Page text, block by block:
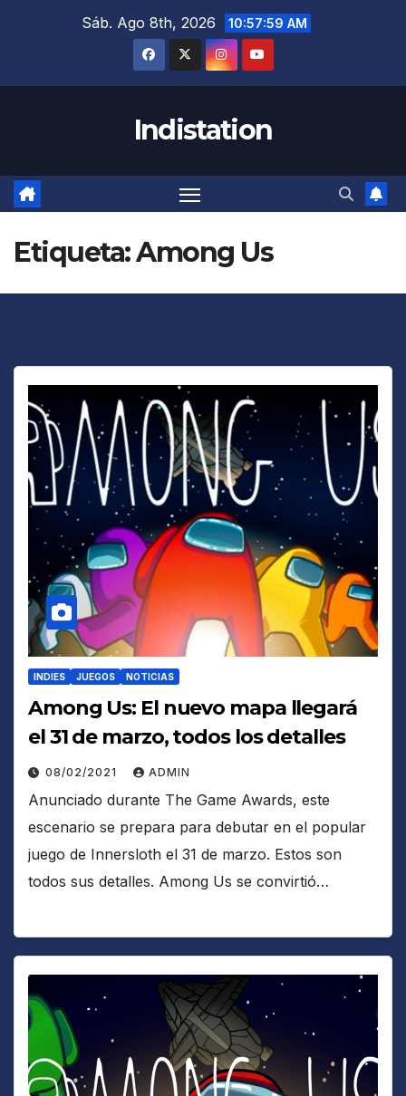
Sáb. Ago 8th, 2026 10:58:00 AM
Indistation
Etiqueta:Among Us
INDIES JUEGOS NOTICIAS
Among Us: El nuevo mapa llegará
el 31 de marzo, todos los detalles
08/02/2021 ADMIN
Anunciado durante The Game Awards, este
escenario se prepara para debutar en el popular
juego de Innersloth el 31 de marzo. Estos son
todos sus detalles. Among Us se convirtió…